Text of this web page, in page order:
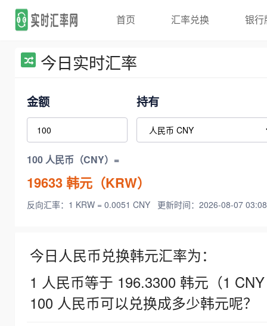
首页 汇率兑换 银行
今日实时汇率
金额 持有
100 人民币（CNY）=
19633韩元（KRW）
反向汇率：1 KRW = 0.0051 CNY 更新时间：2026-08-07
今日人民币兑换韩元汇率为：
1 人民币等于 196.3300 韩元（1
100 人民币可以兑换成多少韩元呢？